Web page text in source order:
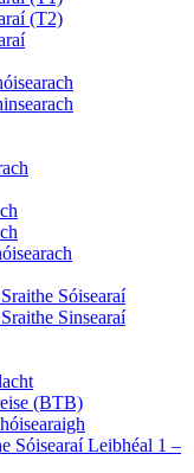
(T2)
Sóisearaí
Sinsearaí
(BTB)
Sóisearaí Leibhéal 1 –